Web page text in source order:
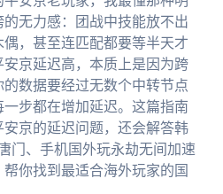
无力感：团战中技能放不出
，甚至连匹配都要等半天才
京延迟高，本质上是因为跨
数据要经过无数个中转节点
步都在增加延迟。这篇指南
京的延迟问题，还会解答韩
门、手机国外玩永劫无间加速
你找到最适合海外玩家的国